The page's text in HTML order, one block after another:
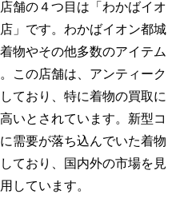
舗の４つ目は「わかばイオ
」です。わかばイオン都城
物やその他多数のアイテム
この店舗は、アンティーク
ており、特に着物の買取に
いとされています。新型コ
需要が落ち込んでいた着物
ており、国内外の市場を見
しています。